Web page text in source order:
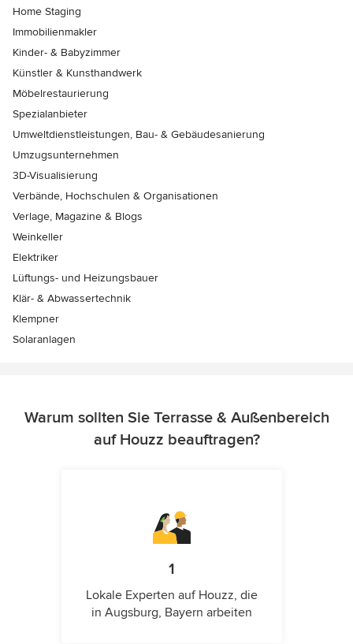
Home Staging
Immobilienmakler
Kinder- & Babyzimmer
Künstler & Kunsthandwerk
Möbelrestaurierung
Spezialanbieter
Umweltdienstleistungen, Bau- & Gebäudesanierung
Umzugsunternehmen
3D-Visualisierung
Verbände, Hochschulen & Organisationen
Verlage, Magazine & Blogs
Weinkeller
Elektriker
Lüftungs- und Heizungsbauer
Klär- & Abwassertechnik
Klempner
Solaranlagen
Warum sollten Sie Terrasse & Außenbereich
auf Houzz beauftragen?
1
Lokale Experten auf Houzz, die
in Augsburg, Bayern arbeiten